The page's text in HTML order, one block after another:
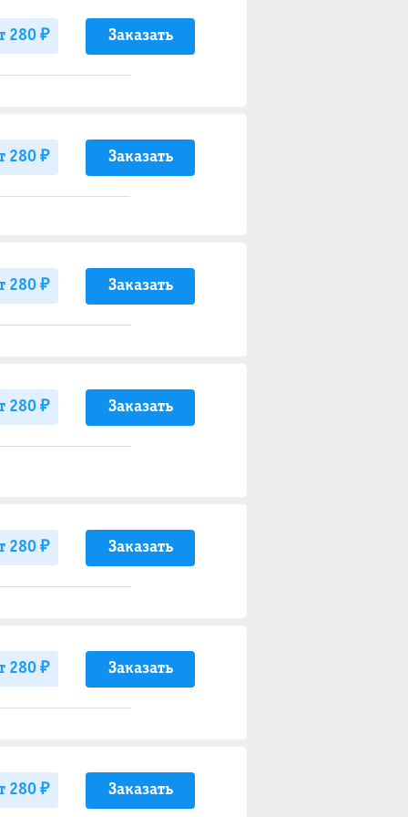
280 ₽ Заказать
280 ₽ Заказать
280 ₽ Заказать
280 ₽ Заказать
280 ₽ Заказать
280 ₽ Заказать
280 ₽ Заказать